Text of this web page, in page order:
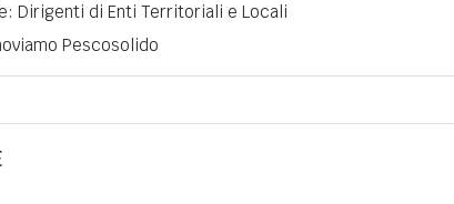
Dirigenti di Enti Territoriali e Locali
Pescosolido